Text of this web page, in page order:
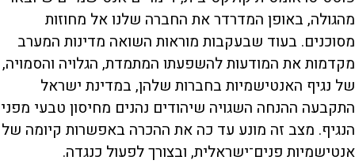
מהגולה, באופן המדרדר את החברה שלנו אל מחוזות
מסוכנים. בעוד שבעקבות מוראות השואה מדינות המערב
מקדמות את המודעות להשפעתו המתמדת, הגלויה והסמויה,
של נגיף האנטישמיות בחברות שלהן, במדינת ישראל
התקבעה ההנחה השגויה שיהודים נהנים מחיסון טבעי מפני
הנגיף. מצב זה מונע עד כה את ההכרה באפשרות קיומה של
אנטישמיות פנים־ישראלית, ובצורך לפעול כנגדה.